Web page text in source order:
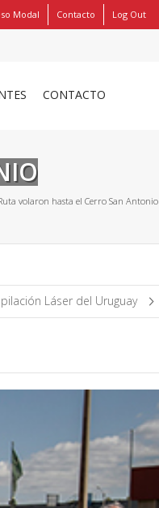
Modal Contacto Log Out
CONTACTO
volaron hasta el Cerro San Antonio
Láser del Uruguay